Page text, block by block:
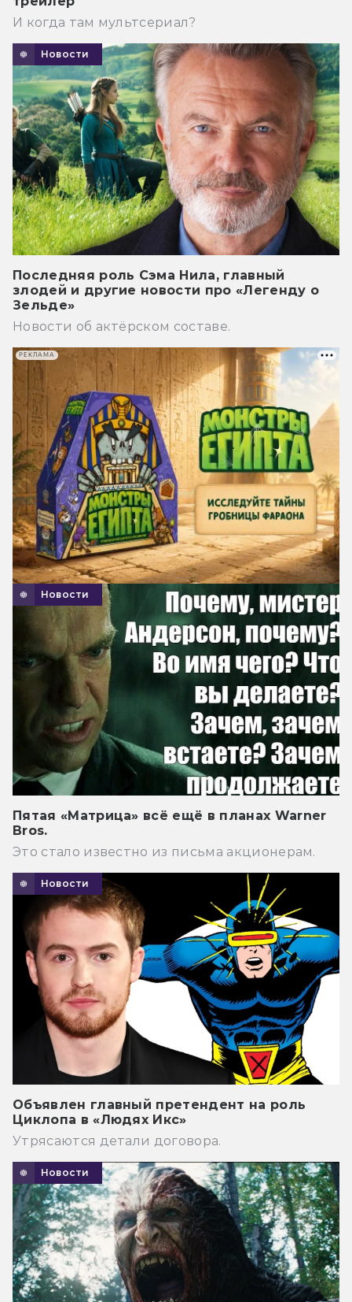
И когда там мультсериал?
Новости
Последняя роль Сэма Нила, главный
злодей и другие новости про «Легенду о
Зельде»
Новости об актёрском составе.
Новости
Пятая «Матрица» всё ещё в планах Warner
Bros.
Это стало известно из письма акционерам.
Новости
Объявлен главный претендент на роль
Циклопа в «Людях Икс»
Утрясаются детали договора.
Новости
РЕКЛАМА